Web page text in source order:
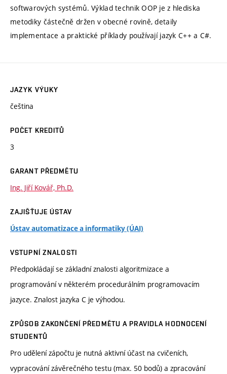
softwarových systémů. Výklad technik OOP je z hlediska
metodiky částečně držen v obecné rovině, detaily
implementace a praktické příklady používají jazyk C++ a C#.
JAZYK VÝUKY
čeština
POČET KREDITŮ
3
GARANT PŘEDMĚTU
Ing. Jiří Kovář, Ph.D.
ZAJIŠŤUJE ÚSTAV
Ústav automatizace a informatiky (ÚAI)
VSTUPNÍ ZNALOSTI
Předpokládají se základní znalosti algoritmizace a
programování v některém procedurálním programovacím
jazyce. Znalost jazyka C je výhodou.
ZPŮSOB ZAKONČENÍ PŘEDMĚTU A PRAVIDLA HODNOCENÍ
STUDENTŮ
Pro udělení zápočtu je nutná aktivní účast na cvičeních,
vypracování závěrečného testu (max. 50 bodů) a zpracování